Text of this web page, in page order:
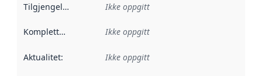
Tilgjengelighet Ikke oppgitt
Kompletthet Ikke oppgitt
Aktualitet: Ikke oppgitt